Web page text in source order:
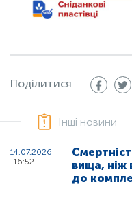
Поділитися
Інші новини
14.07.2026
16:52
вища, ніж
до